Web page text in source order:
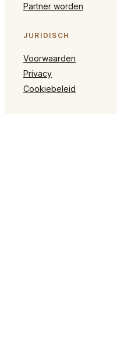
Partner worden
JURIDISCH
Voorwaarden
Privacy
Cookiebeleid